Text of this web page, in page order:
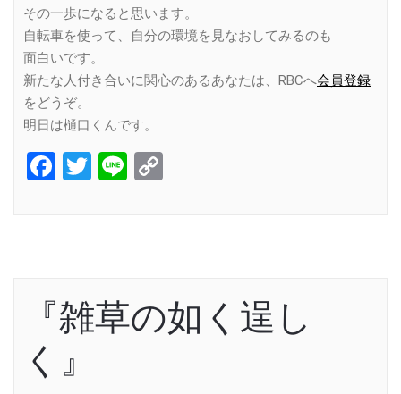
その一歩になると思います。
自転車を使って、自分の環境を見なおしてみるのも
面白いです。
新たな人付き合いに関心のあるあなたは、RBCへ会員登録
をどうぞ。
明日は樋口くんです。
Facebook
Twitter
Line
『雑草の如く逞し
く』